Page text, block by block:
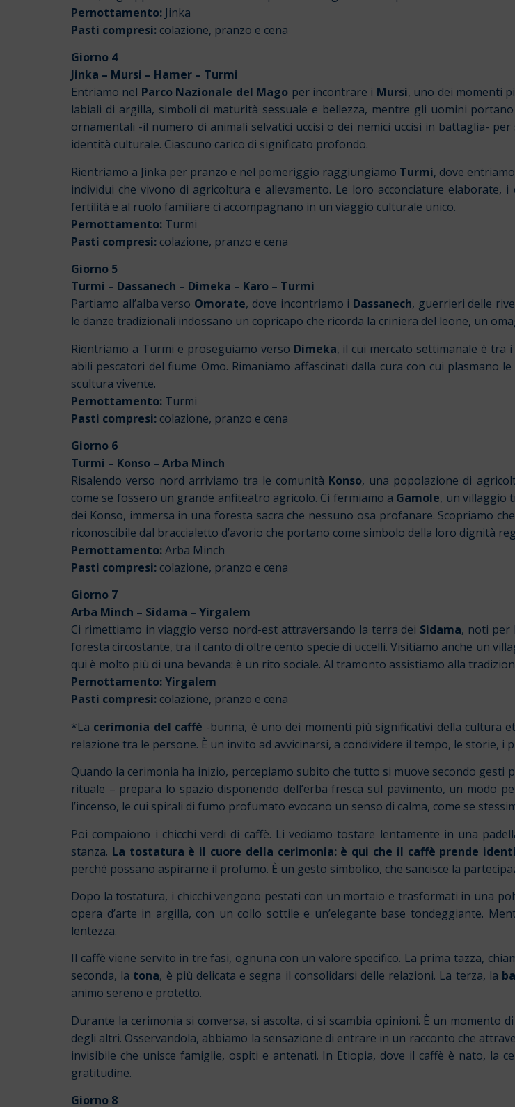
Pernottamento: Jinka
Pasti compresi: colazione, pranzo e cena
Giorno 4
Jinka – Mursi – Hamer – Turmi
Entriamo nel Parco Nazionale del Mago per incontrare i Mursi, uno dei momenti
labiali di argilla, simboli di maturità sessuale e bellezza, mentre gli uomini
ornamentali -il numero di animali selvatici uccisi o dei nemici uccisi in battaglia-
identità culturale. Ciascuno carico di significato profondo.
Rientriamo a Jinka per pranzo e nel pomeriggio raggiungiamo Turmi, dove
individui che vivono di agricoltura e allevamento. Le loro acconciature
fertilità e al ruolo familiare ci accompagnano in un viaggio culturale unico.
Pernottamento: Turmi
Pasti compresi: colazione, pranzo e cena
Giorno 5
Turmi – Dassanech – Dimeka – Karo – Turmi
Partiamo all’alba verso Omorate, dove incontriamo i Dassanech, guerrieri delle
le danze tradizionali indossano un copricapo che ricorda la criniera del leone, un
Rientriamo a Turmi e proseguiamo verso Dimeka, il cui mercato settimanale è tra
abili pescatori del fiume Omo. Rimaniamo affascinati dalla cura con cui
scultura vivente.
Pernottamento: Turmi
Pasti compresi: colazione, pranzo e cena
Giorno 6
Turmi – Konso – Arba Minch
Risalendo verso nord arriviamo tra le comunità Konso, una popolazione di
come se fossero un grande anfiteatro agricolo. Ci fermiamo a Gamole, un villaggio
dei Konso, immersa in una foresta sacra che nessuno osa profanare. Scopriamo
riconoscibile dal braccialetto d’avorio che portano come simbolo della loro dignità
Pernottamento:Arba Minch
Pasti compresi: colazione, pranzo e cena
Giorno 7
Arba Minch – Sidama – Yirgalem
Ci rimettiamo in viaggio verso nord-est attraversando la terra dei Sidama, noti per
foresta circostante, tra il canto di oltre cento specie di uccelli. Visitiamo anche un
qui è molto più di una bevanda: è un rito sociale. Al tramonto assistiamo alla
Pernottamento: Yirgalem
Pasti compresi: colazione, pranzo e cena
*La cerimonia del caffè -bunna, è uno dei momenti più significativi della cultura
relazione tra le persone. È un invito ad avvicinarsi, a condividere il tempo, le storie, i
Quando la cerimonia ha inizio, percepiamo subito che tutto si muove secondo gesti
rituale – prepara lo spazio disponendo dell’erba fresca sul pavimento, un modo
l’incenso, le cui spirali di fumo profumato evocano un senso di calma, come se
Poi compaiono i chicchi verdi di caffè. Li vediamo tostare lentamente in una
stanza. La tostatura è il cuore della cerimonia: è qui che il caffè prende
perché possano aspirarne il profumo. È un gesto simbolico, che sancisce la
Dopo la tostatura, i chicchi vengono pestati con un mortaio e trasformati in una
opera d’arte in argilla, con un collo sottile e un’elegante base tondeggiante.
lentezza.
Il caffè viene servito in tre fasi, ognuna con un valore specifico. La prima tazza,
seconda, la tona, è più delicata e segna il consolidarsi delle relazioni. La terza, la
animo sereno e protetto.
Durante la cerimonia si conversa, si ascolta, ci si scambia opinioni. È un momento
degli altri. Osservandola, abbiamo la sensazione di entrare in un racconto che
invisibile che unisce famiglie, ospiti e antenati. In Etiopia, dove il caffè è nato, la
gratitudine.
Giorno 8